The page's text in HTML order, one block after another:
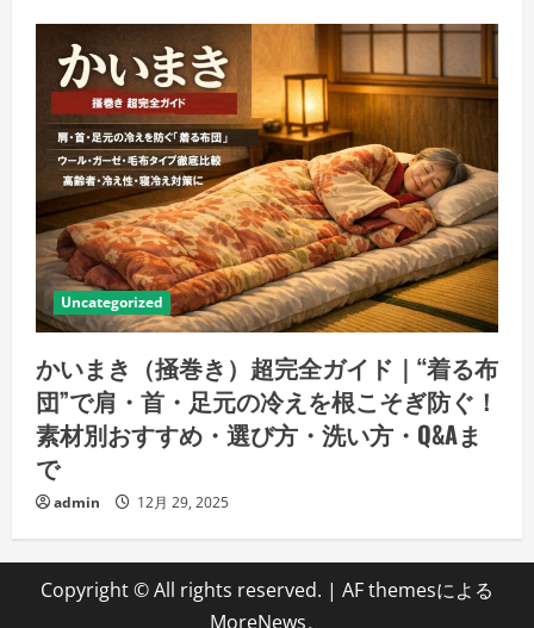
Uncategorized
かいまき（掻巻き）超完全ガイド｜“着る布
団”で肩・首・足元の冷えを根こそぎ防ぐ！
素材別おすすめ・選び方・洗い方・Q&Aま
で
admin 12月 29, 2025
Copyright © All rights reserved. | AF themesによる
MoreNews。